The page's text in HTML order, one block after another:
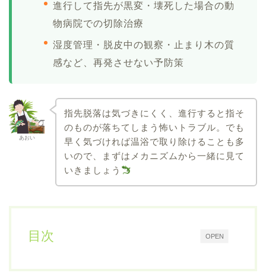
進行して指先が黒変・壊死した場合の動
物病院での切除治療
湿度管理・脱皮中の観察・止まり木の質
感など、再発させない予防策
あおい
指先脱落は気づきにくく、進行すると指そ
のものが落ちてしまう怖いトラブル。でも
早く気づければ温浴で取り除けることも多
いので、まずはメカニズムから一緒に見て
いきましょう
OPEN
目次